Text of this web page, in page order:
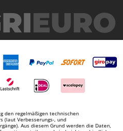
den regelmäßigen technischen
(laut Verbesserungs-, und
Aus diesem Grund werden die Daten,